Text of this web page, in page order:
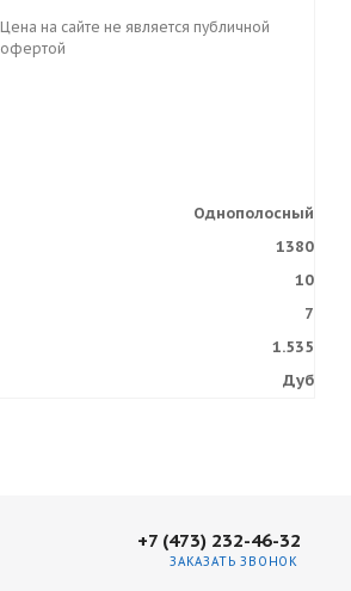
Цена на сайте не является публичной
офертой
Однополосный
1380
10
7
1.535
Дуб
+7 (473) 232-46-32
ЗАКАЗАТЬ ЗВОНОК